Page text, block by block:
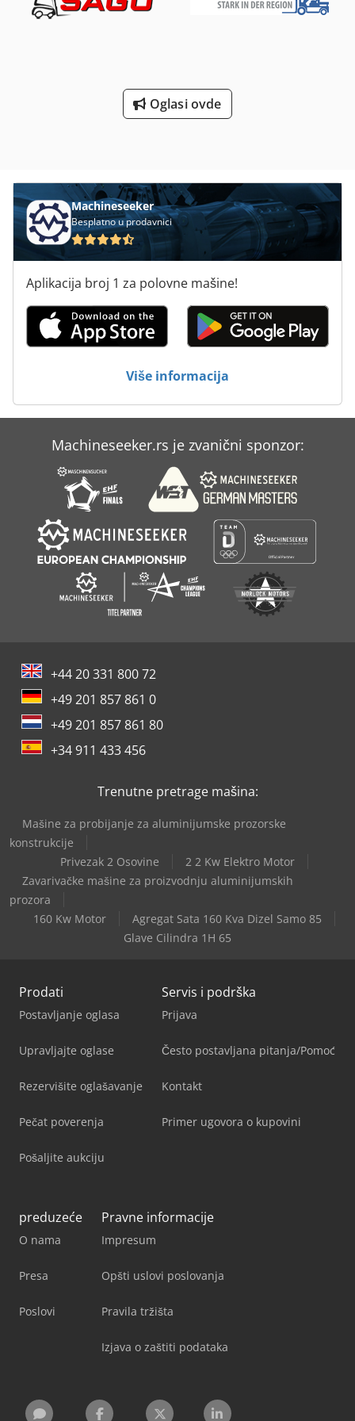
opcije i oprema = - Viljuška za palete = Napomene = Zemlja
porekla: Kina Dwsdey Tyk Njpfx Aniea Zapremina: 3.331
za transport (D x Š x V): 2.690 mm x 1.220 mm x 2.170 mm
Poreklo motora: Japan Sedište: Bez amortizacije Sigurnosni
pojas Bočno pomeranje: uključeno Kabina: Gornja zaštitna
jarbola: 2.190 mm FreeLift: 1.010 mm Visina podizanja:
3.005 mm Radijus okretanja: 2.395 mm Servisna kočnica:
Bubanj kočnica
Oglasi ovde
Machineseeker
Besplatno u prodavnici
Aplikacija broj 1 za polovne mašine!
Više informacija
Machineseeker.rs je zvanični sponzor:
+44 20 331 800 72
+49 201 857 861 0
+49 201 857 861 80
+34 911 433 456
Trenutne pretrage mašina:
Mašine za probijanje za aluminijumske prozorske
konstrukcije
Privezak 2 Osovine
2 2 Kw Elektro Motor
Zavarivačke mašine za proizvodnju aluminijumskih
prozora
160 Kw Motor
Agregat Sata 160 Kva Dizel Samo 85
Glave Cilindra 1H 65
Prodati
Postavljanje oglasa
Upravljajte oglase
Rezervišite oglašavanje
Pečat poverenja
Pošaljite aukciju
Servis i podrška
Prijava
Često postavljana pitanja/Pomoć
Kontakt
Primer ugovora o kupovini
preduzeće
O nama
Presa
Poslovi
Pravne informacije
Impresum
Opšti uslovi poslovanja
Pravila tržišta
Izjava o zaštiti podataka